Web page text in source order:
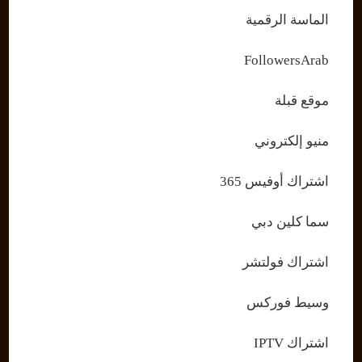
الماسة الرقمية
FollowersArab
موقع قبلة
منيو إلكتروني
اشتراك أوفيس 365
سما كلين دبي
اشتراك فولتشر
وسيط فوركس
اشتراك IPTV